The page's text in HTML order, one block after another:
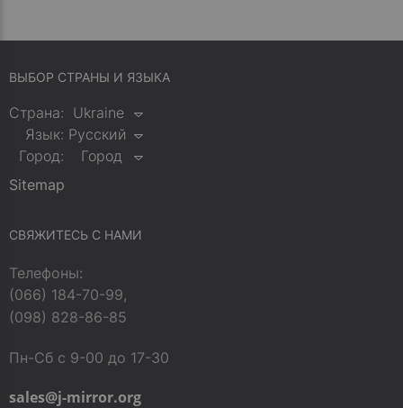
ВЫБОР СТРАНЫ И ЯЗЫКА
Страна: Ukraine
Язык: Русский
Город:
Город
Sitemap
СВЯЖИТЕСЬ С НАМИ
Телефоны:
(066) 184-70-99,
(098) 828-86-85
Пн-Сб с 9-00 до 17-30
sales@j-mirror.org